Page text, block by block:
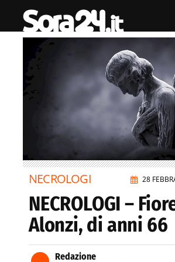
28
NECROLOGI
NECROLOGI –
Alonzi, di anni 66
Redazione